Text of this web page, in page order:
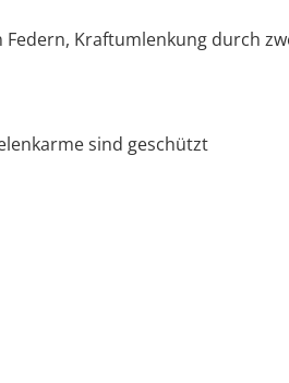
Kraftumlenkung durch
sind geschützt